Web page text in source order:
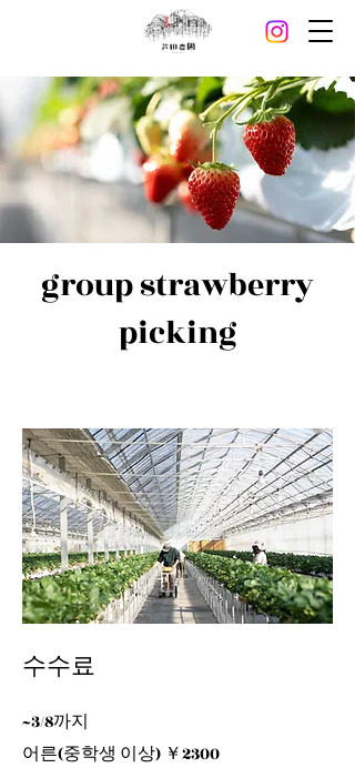
group strawberry
picking
수수료
~3/8까지
어른(중학생 이상) ￥2300